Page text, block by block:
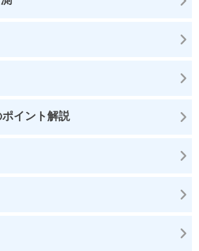
イント解説